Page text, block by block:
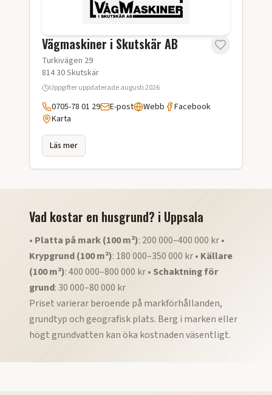
Vägmaskiner i Skutskär AB
Turkivägen 29
814 30Skutskär
Uppgifter uppdateradeaugusti 2026
0705-78 01 29 E-post Webb
Facebook
Karta
Läs mer
Vad kostar en husgrund? i Uppsala
• Platta på mark (100 m²): 200 000–400 000 kr •
Krypgrund (100 m²): 180 000–350 000 kr • Källare
(100 m²): 400 000–800 000 kr • Schaktning för
grund: 30 000–80 000 kr
Priset varierar beroende på markförhållanden,
grundtyp och geografisk plats. Berg i marken eller
högt grundvatten kan öka kostnaden väsentligt.